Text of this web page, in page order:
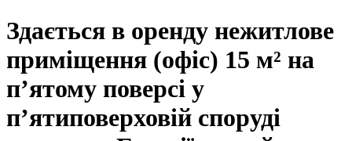
Здається в оренду нежитлове
приміщення (офіс) 15 м² на
п’ятому поверсі у
п’ятиповерховій споруді